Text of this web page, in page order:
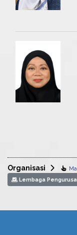
Organisasi
Lembaga